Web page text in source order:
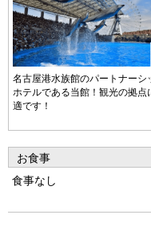
名古屋港水族館のパートナーシ
ホテルである当館！観光の拠点
適です！
お食事
食事なし